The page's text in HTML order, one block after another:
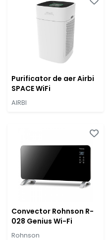
Purificator de aer Airbi
SPACE WiFi
AIRBI
Convector Rohnson R-
028 Genius Wi-Fi
Rohnson